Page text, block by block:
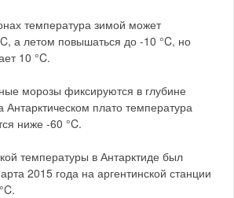
температура зимой может
а летом повышаться до -10 °C, но
10 °C.
морозы фиксируются в глубине
плато температура
ниже -60 °C.
температуры в Антарктиде был
2015 года на аргентинской станции